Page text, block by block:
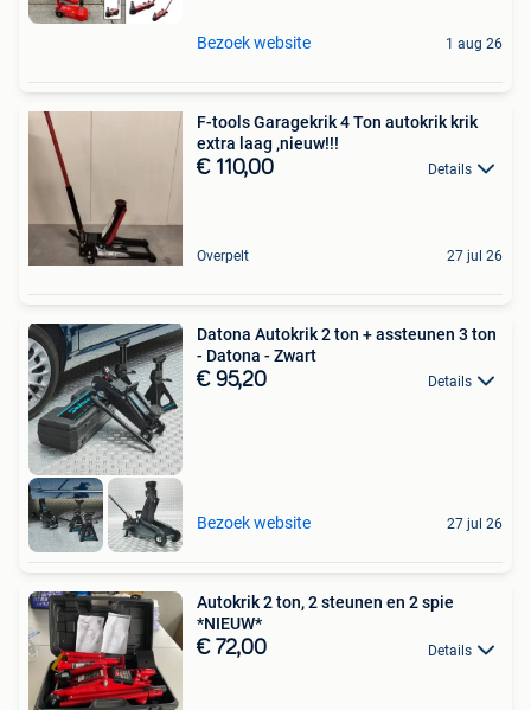
Bezoek website 1 aug 26
F-tools Garagekrik 4 Ton autokrik krik
extra laag ,nieuw!!!
€ 110,00 Details
Overpelt 27 jul 26
Datona Autokrik 2 ton + assteunen 3 ton
- Datona - Zwart
€ 95,20 Details
Bezoek website 27 jul 26
Autokrik 2 ton, 2 steunen en 2 spie
*NIEUW*
€ 72,00 Details